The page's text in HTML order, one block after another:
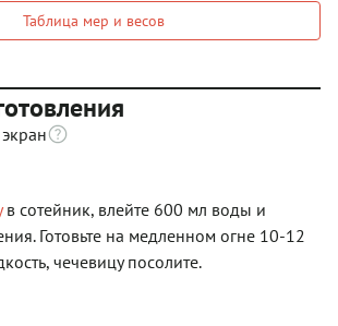
Таблица мер и весов
в сотейник, влейте 600 мл воды и
Готовьте на медленном огне 10-12
чечевицу посолите.